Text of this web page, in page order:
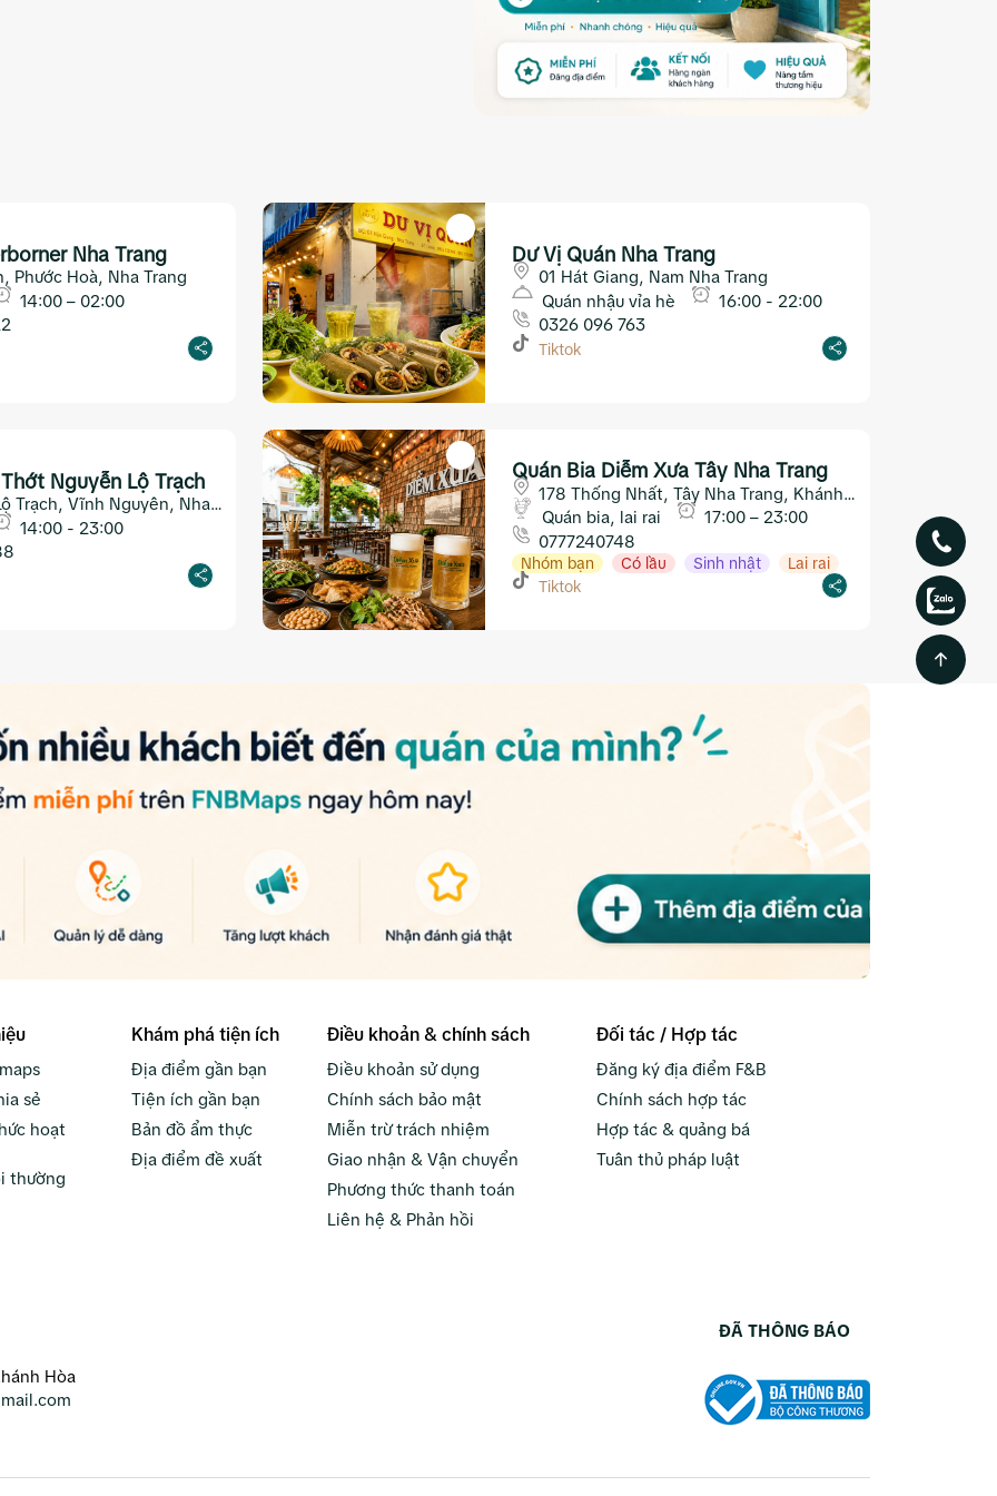
Nha Trang
Phước Hoà, Nha Trang
14:00 – 02:00
Dư Vị Quán Nha Trang
01 Hát Giang, Nam Nha Trang
Quán nhậu vỉa hè
16:00 - 22:00
0326 096 763
Tiktok
Nguyễn Lộ Trạch
Trạch, Vĩnh Nguyên, Nha
14:00 - 23:00
Quán Bia Diễm Xưa Tây Nha Trang
178 Thống Nhất, Tây Nha Trang, Khánh
Hòa
Quán bia, lai rai
17:00 – 23:00
0777240748
Nhóm bạn Có lầu Sinh nhật
Lai rai
Tiktok
sẻ
hoạt
thường
Khám phá tiện ích
Địa điểm gần bạn
Tiện ích gần bạn
Bản đồ ẩm thực
Địa điểm đề xuất
Điều khoản & chính sách
Điều khoản sử dụng
Chính sách bảo mật
Miễn trừ trách nhiệm
Giao nhận & Vận chuyển
Phương thức thanh toán
Liên hệ & Phản hồi
Đối tác / Hợp tác
Đăng ký địa điểm F&B
Chính sách hợp tác
Hợp tác & quảng bá
Tuân thủ pháp luật
Hòa
ĐÃ THÔNG BÁO